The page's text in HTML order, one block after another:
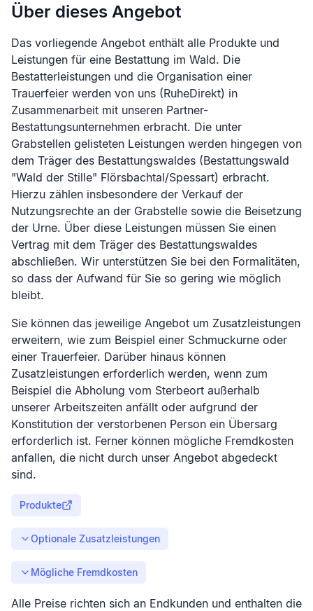
Über dieses Angebot
Das vorliegende Angebot enthält alle Produkte und
Leistungen für eine Bestattung im Wald. Die
Bestatterleistungen und die Organisation einer
Trauerfeier werden von uns (RuheDirekt) in
Zusammenarbeit mit unseren Partner-
Bestattungsunternehmen erbracht. Die unter
Grabstellen gelisteten Leistungen werden hingegen von
dem Träger des Bestattungswaldes (Bestattungswald
"Wald der Stille" Flörsbachtal/Spessart) erbracht.
Hierzu zählen insbesondere der Verkauf der
Nutzungsrechte an der Grabstelle sowie die Beisetzung
der Urne. Über diese Leistungen müssen Sie einen
Vertrag mit dem Träger des Bestattungswaldes
abschließen. Wir unterstützen Sie bei den Formalitäten,
so dass der Aufwand für Sie so gering wie möglich
bleibt.
Sie können das jeweilige Angebot um Zusatzleistungen
erweitern, wie zum Beispiel einer Schmuckurne oder
einer Trauerfeier. Darüber hinaus können
Zusatzleistungen erforderlich werden, wenn zum
Beispiel die Abholung vom Sterbeort außerhalb
unserer Arbeitszeiten anfällt oder aufgrund der
Konstitution der verstorbenen Person ein Übersarg
erforderlich ist. Ferner können mögliche Fremdkosten
anfallen, die nicht durch unser Angebot abgedeckt
sind.
Produkte
Optionale Zusatzleistungen
Mögliche Fremdkosten
Alle Preise richten sich an Endkunden und enthalten die